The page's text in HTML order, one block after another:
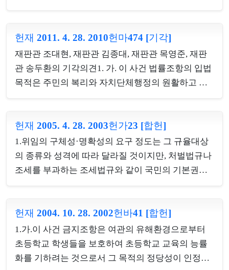
이 허용된다. [2] 구 식품위생법(1999. 5. 24. 법률 제
5892호로 개정되기 전의 것) 제7조 제1항 소정의 식
품 또는 식품첨가물은 지극히 다양할 뿐만 아니라 그
제조· 가...
8호에 규정하고 있었고, 한편 구 수산자원관리법
(2010. 4. 15. 법률 제10272호로 개정되기 전의 것, 이
하 같다)은 제17조에서 ‘이 법 또는 수산업법에 따른
명령’을 위반하는 행위에 관하여 같은 법 제64조에
것, 이하 ‘구 수산업법’이라 한다) 제61조 제1항 제5
호에 규정하고 있었다. 그런데 종전 수산업법 제53조
제1항 제8호와 구 수산업법 제61조 제1항 제5호는
위...
헌재 2011. 4. 28. 2010헌마474 [기각]
재판관 조대현, 재판관 김종대, 재판관 목영준, 재판
관 송두환의 기각의견1. 가. 이 사건 법률조항의 입법
목적은 주민의 복리와 자치단체행정의 원활하고 효
후 구금상태’에 있는 경우 자치단체행정의 계속성과
융통성을 보장하고 주민의 복리를 위한 최선의 정책
집행을 도모하기 위해서는 해당 자치단체장을 직무
에서 배제시키는 방법 외에는 달리 의미있는 대안을
명의 기회를 부여하는 등 직무정지라는 제재를 가함
에 있어 추가적인 요건을 설정할 필요도 없다. 나아가
정식 형사재판절차를 앞두고 있는 ‘공소 제기된
후’부터 시작하여 ‘구...
헌재 2005. 4. 28. 2003헌가23 [합헌]
1.위임의 구체성·명확성의 요구 정도는 그 규율대상
의 종류와 성격에 따라 달라질 것이지만, 처벌법규나
조세를 부과하는 조세법규와 같이 국민의 기본권을
건과 범위가 더 엄격하게 규정되어야 하는 반면에, 일
반적인 급부행정이나 조세감면혜택을 부여하는 조세
법규의 경우에는 위임의 구체성 내지 명확성의 요구
가 완화되어 그 위임의 요건과 범위가 덜 엄격하게 규
헌재 2004. 10. 28. 2002헌바41 [합헌]
1.가.이 사건 금지조항은 여관의 유해환경으로부터
초등학교 학생들을 보호하여 초등학교 교육의 능률
화를 기하려는 것으로서 그 목적의 정당성이 인정되